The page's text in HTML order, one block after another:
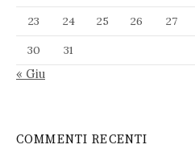
23
24 25 26 27
30
31
« Giu
COMMENTI RECENTI